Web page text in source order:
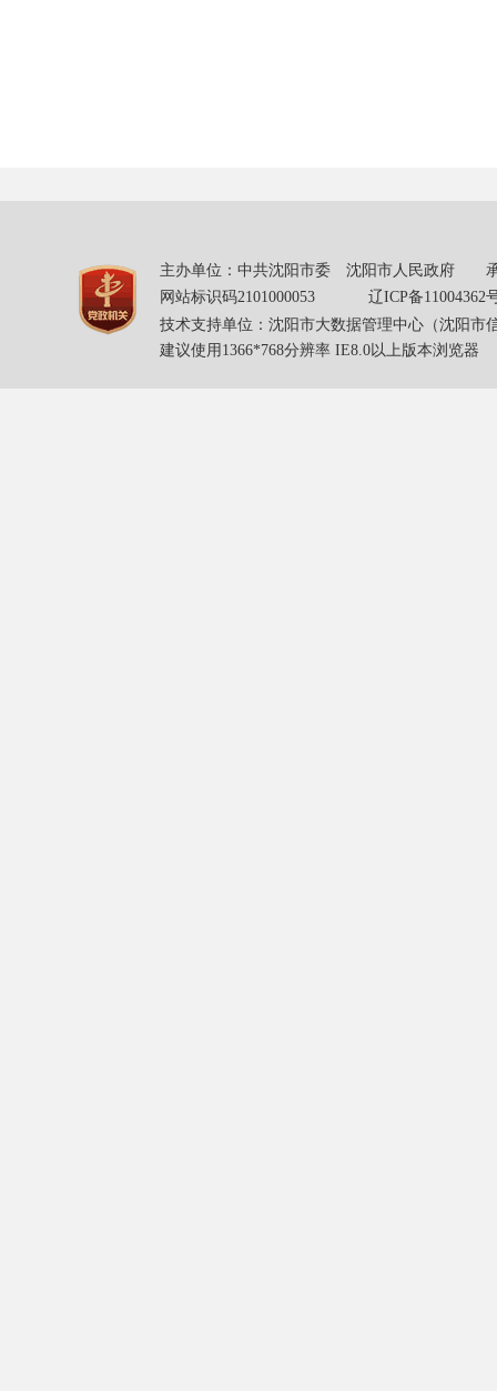
主办单位：中共沈阳市委 沈阳市人民政府 承
网站标识码2101000053
辽ICP备11004362
技术支持单位：沈阳市大数据管理中心（沈阳市
建议使用1366*768分辨率 IE8.0以上版本浏览器